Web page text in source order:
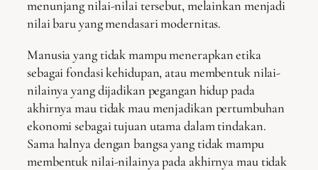
menunjang nilai-nilai tersebut, melainkan menjadi
nilai baru yang mendasari modernitas.
Manusia yang tidak mampu menerapkan etika
sebagai fondasi kehidupan, atau membentuk nilai-
nilainya yang dijadikan pegangan hidup pada
akhirnya mau tidak mau menjadikan pertumbuhan
ekonomi sebagai tujuan utama dalam tindakan.
Sama halnya dengan bangsa yang tidak mampu
membentuk nilai-nilainya pada akhirnya mau tidak